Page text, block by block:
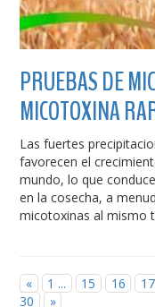
PRUEBAS DE
MICOTOXINA
Las fuertes
favorecen el
mundo, lo que
en la cosecha, a
micotoxinas al mismo
« 1 ... 15 16 17
30
»